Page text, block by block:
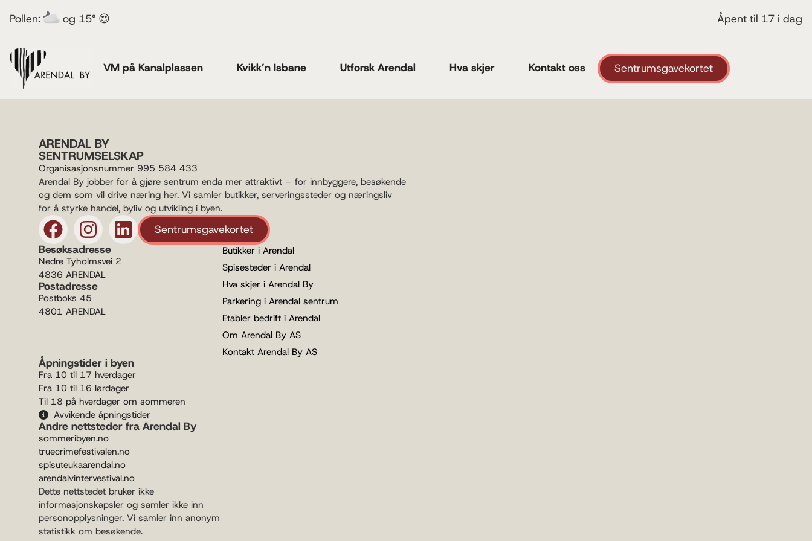
Pollen: og 15° 😍 Åpent til 17 i dag
VM på Kanalplassen Kvikk’n Isbane Utforsk Arendal Hva skjer Kontakt oss Sentrumsgavekortet
ARENDAL BY
SENTRUMSELSKAP
Organisasjonsnummer 995 584 433
Arendal By jobber for å gjøre sentrum enda mer attraktivt – for innbyggere, besøkende
og dem som vil drive næring her. Vi samler butikker, serveringssteder og næringsliv
for å styrke handel, byliv og utvikling i byen.
Sentrumsgavekortet
Besøksadresse
Nedre Tyholmsvei 2
4836 ARENDAL
Postadresse
Postboks 45
4801 ARENDAL
Butikker i Arendal
Spisesteder i Arendal
Hva skjer i Arendal By
Parkering i Arendal sentrum
Etabler bedrift i Arendal
Om Arendal By AS
Kontakt Arendal By AS
Åpningstider i byen
Fra 10 til 17 hverdager
Fra 10 til 16 lørdager
Til 18 på hverdager om sommeren
Avvikende åpningstider
Andre nettsteder fra Arendal By
sommeribyen.no
truecrimefestivalen.no
spisuteukaarendal.no
arendalvintervestival.no
Dette nettstedet bruker ikke
informasjonskapsler og samler ikke inn
personopplysninger. Vi samler inn anonym
statistikk om besøkende.